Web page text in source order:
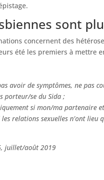
sont
concernent des
été les premiers à mettre
avoir de symptômes, ne pas
porteur/se du Sida ;
si mon/ma partenaire
relations sexuelles n’ont lieu
juillet/août 2019